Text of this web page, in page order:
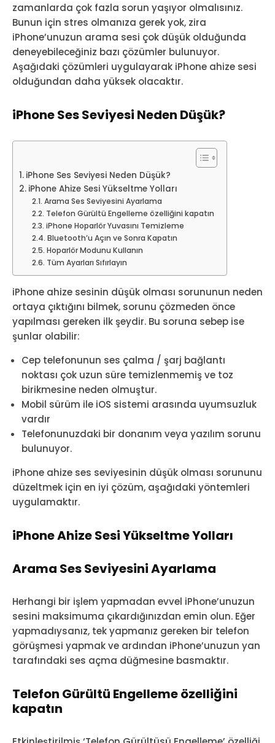
zamanlarda çok fazla sorun yaşıyor olmalısınız.
Bunun için stres olmanıza gerek yok, zira
iPhone’unuzun arama sesi çok düşük olduğunda
deneyebileceğiniz bazı çözümler bulunuyor.
Aşağıdaki çözümleri uygulayarak iPhone ahize sesi
olduğundan daha yüksek olacaktır.
iPhone Ses Seviyesi Neden Düşük?
iPhone Ses Seviyesi Neden Düşük?
iPhone Ahize Sesi Yükseltme Yolları
Arama Ses Seviyesini Ayarlama
Telefon Gürültü Engelleme özelliğini kapatın
iPhone Hoparlör Yuvasını Temizleme
Bluetooth’u Açın ve Sonra Kapatın
Hoparlör Modunu Kullanın
Tüm Ayarları Sıfırlayın
iPhone ahize sesinin düşük olması sorununun neden
ortaya çıktığını bilmek, sorunu çözmeden önce
yapılması gereken ilk şeydir. Bu soruna sebep ise
şunlar olabilir:
Cep telefonunun ses çalma / şarj bağlantı
noktası çok uzun süre temizlenmemiş ve toz
birikmesine neden olmuştur.
Mobil sürüm ile iOS sistemi arasında uyumsuzluk
vardır
Telefonunuzdaki bir donanım veya yazılım sorunu
bulunuyor.
iPhone ahize ses seviyesinin düşük olması sorununu
düzeltmek için en iyi çözüm, aşağıdaki yöntemleri
uygulamaktır.
iPhone Ahize Sesi Yükseltme Yolları
Arama Ses Seviyesini Ayarlama
Herhangi bir işlem yapmadan evvel iPhone’unuzun
sesini maksimuma çıkardığınızdan emin olun. Eğer
yapmadıysanız, tek yapmanız gereken bir telefon
görüşmesi yapmak ve ardından iPhone’unuzun yan
tarafındaki ses açma düğmesine basmaktır.
Telefon Gürültü Engelleme özelliğini
kapatın